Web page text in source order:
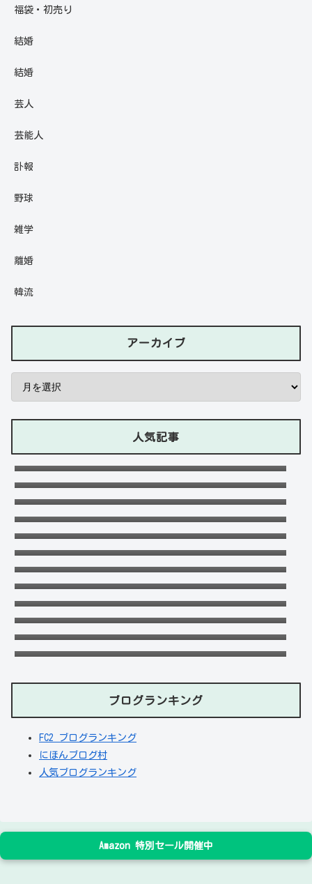
福袋・初売り
結婚
結婚
芸人
芸能人
訃報
野球
雑学
離婚
韓流
アーカイブ
人気記事
石川ケニーは父と兄は野球選手で母親はアメ
リカ人のハーフ！7人大家族！
Lazの彼女や身長に大学・年齢は？イケメン
プロゲーマーの経歴！【ZETA】
竹下パラダイスだーご本名や年齢に身長は？
恋愛対象やイケメンかも調査！
千早茜の恋人や結婚した夫は誰？子供や本名
に高校は？引越は離婚が理由？
可愛い政田夢乃選手に彼氏の存在が気にな
る！本当に不倫をしているのか？家族構成が
どうなっているのか？を徹底調査！
末永けいの経歴や学歴(高校大学)は？妻(嫁)
は末永ゆかりで離婚した？
福田こうへいの結婚相手の嫁(妻)や子供
(娘・息子)など家族構成まとめ！
おだけいの元カノ人気歌手はちゃんみな！過
去の匂わせや動画流出の犯人は？
ドンマイ川端は結婚した嫁がいる？母親・兄
妹・父親に年収や学歴経歴も！
五条院凌のすっぴんや足太い画像がヤバい！
本当は美脚でスタイル良い？
デジポリスは東京だけ？大阪や埼玉・神奈
川・愛知など他の地域にもある？
フジロック2023民間駐車場予約方法！当日受
付や出し入れOKか調査！
ブログランキング
FC2 ブログランキング
にほんブログ村
人気ブログランキング
Amazon 特別セール開催中